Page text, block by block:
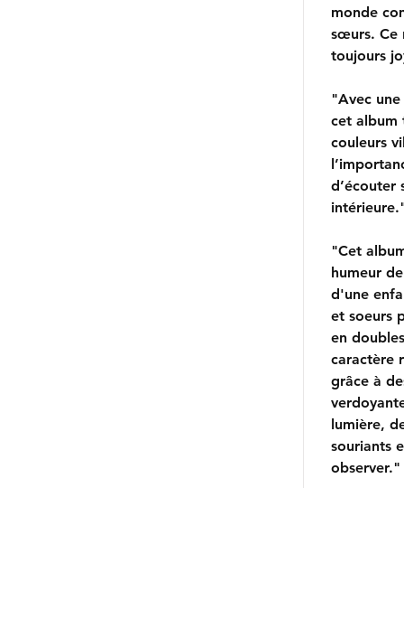
monde
sœurs. Ce
toujours
"Avec
cet album
couleurs
d’écouter
"Cet
humeur
d'une
et soeurs
en
caractère
grâce à
lumière,
souriants